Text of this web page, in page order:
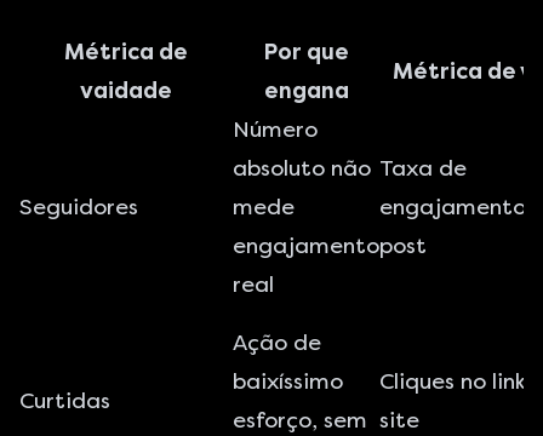
Métrica de
vaidade
Por que
engana
Métrica de
Seguidores
Número
absoluto não
mede
engajamento
real
Taxa de
engajamento
post
Curtidas
Ação de
baixíssimo
esforço, sem
Cliques no link
site